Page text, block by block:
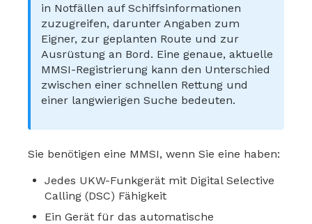
in Notfällen auf Schiffsinformationen
zuzugreifen, darunter Angaben zum
Eigner, zur geplanten Route und zur
Ausrüstung an Bord. Eine genaue, aktuelle
MMSI-Registrierung kann den Unterschied
zwischen einer schnellen Rettung und
einer langwierigen Suche bedeuten.
Sie benötigen eine MMSI, wenn Sie eine haben:
Jedes UKW-Funkgerät mit Digital Selective
Calling (DSC) Fähigkeit
Ein Gerät für das automatische